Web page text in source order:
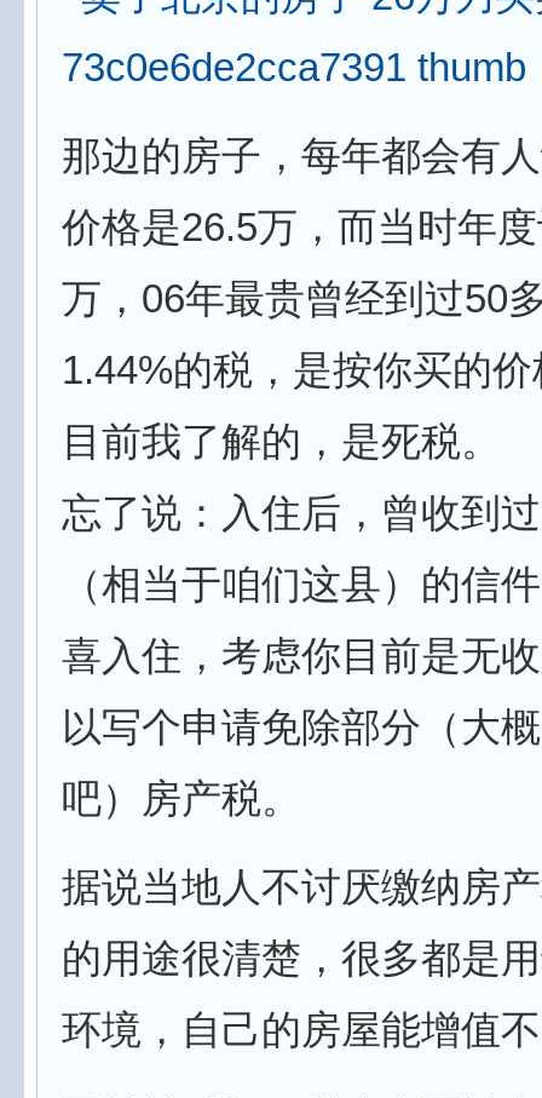
那边的房子，每年都会有
价格是26.5万，而当时年
万，06年最贵曾经到过50
1.44%的税，是按你买的
目前我了解的，是死税。
忘了说：入住后，曾收到
（相当于咱们这县）的信
喜入住，考虑你目前是无
以写个申请免除部分（大
吧）房产税。
据说当地人不讨厌缴纳房
的用途很清楚，很多都是
环境，自己的房屋能增值